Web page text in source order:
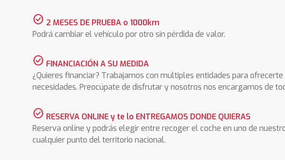
check_circle 2 MESES DE PRUEBA o 1000km
Podrá cambiar el vehículo por otro sin pérdida de valor.
check_circle FINANCIACIÓN A SU MEDIDA
¿Quieres financiar? Trabajamos con multiples entidades para
necesidades. Preocúpate de disfrutar y nosotros nos encargamos de
check_circle RESERVA ONLINE y te lo ENTREGAMOS DONDE QUIERAS
Reserva online y podrás elegir entre recoger el coche en uno de
cualquier punto del territorio nacional.